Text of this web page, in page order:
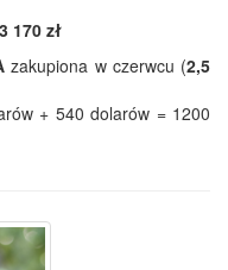
170 zł
zakupiona w czerwcu (2,5
+ 540 dolarów = 1200